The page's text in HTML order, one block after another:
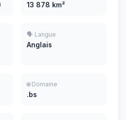
13 878 km²
🗣️ Langue
Anglais
🌐 Domaine
.bs